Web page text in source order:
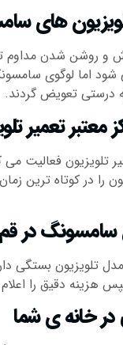
های
و روشن شدن مداوم
اما لوگوی
درستی تعویض گردند.
معتبر تعمیر
تلویزیون فعالیت
را در کوتاه ترین
سامسونگ در قم
تلویزیون بستگی
هزینه دقیق را
در خانه ی شما